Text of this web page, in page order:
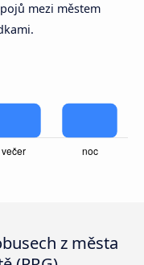
mezi městem
z města